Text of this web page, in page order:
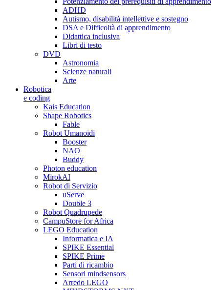
ADHD
Autismo, disabilità intellettive e sostegno
DSA e Difficoltà di apprendimento
Didattica inclusiva
Libri di testo
DVD
Astronomia
Scienze naturali
Arte
Robotica
e coding
Kais Education
Shape Robotics
Fable
Robot Umanoidi
Booster
NAO
Buddy
Photon education
MirokAI
Robot di Servizio
uServe
Double 3
Robot Quadrupede
CampuStore for Africa
LEGO Education
Informatica e IA
SPIKE Essential
SPIKE Prime
Parti di ricambio
Sensori mindsensors
Arredo LEGO